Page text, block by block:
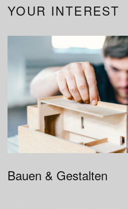
YOUR INTEREST
Bauen & Gestalten